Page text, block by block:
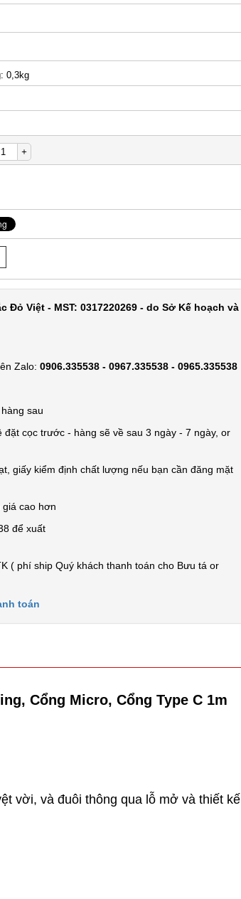
0,3kg
+
Việt - MST: 0317220269 - do Sở Kế hoạch và
Zalo: 0906.335538 - 0967.335538 - 0965.335538
sau
cọc trước - hàng sẽ về sau 3 ngày - 7 ngày, or
giấy kiểm định chất lượng nếu bạn cần đăng mặt
cao hơn
để xuất
( phí ship Quý khách thanh toán cho Bưu tá or
toán
Cổng Micro, Cổng Type C 1m
vời, và đuôi thông qua lỗ mở và thiết kế